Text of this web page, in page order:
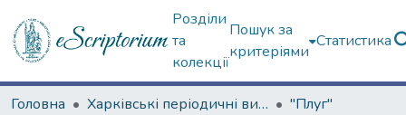
Розділи
та
колекції
Пошук за
критеріями
Статистика
Головна Харківські періодичні видання
"Плуг"